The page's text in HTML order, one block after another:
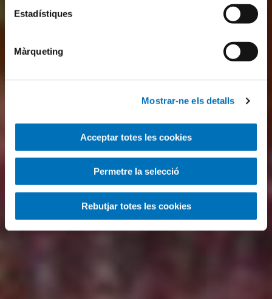
Estadístiques
Màrqueting
Mostrar-ne els detalls
Acceptar totes les cookies
Permetre la selecció
Rebutjar totes les cookies